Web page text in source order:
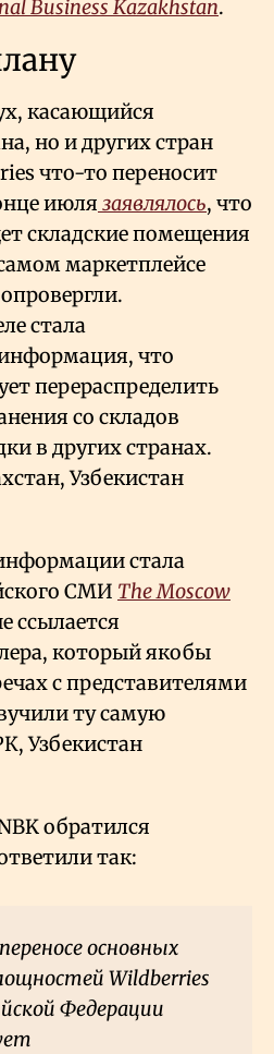
Business Kazakhstan.
касающийся
но и других стран
что-то переносит
июля заявлялось, что
складские помещения
маркетплейсе
стала
что
перераспределить
со складов
в других странах.
Узбекистан
стала
СМИ The Moscow
ссылается
который якобы
с представителями
ту самую
Узбекистан
обратился
так:
основных
Wildberries
Федерации